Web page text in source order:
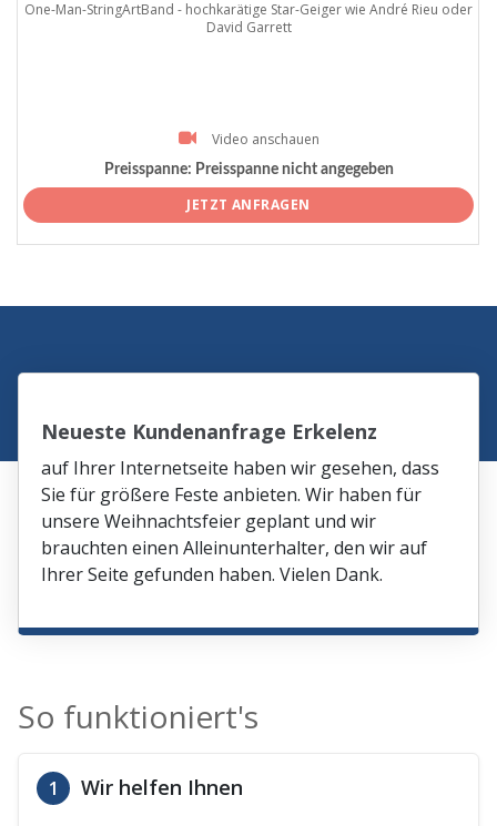
One-Man-StringArtBand - hochkarätige Star-Geiger wie André Rieu oder
David Garrett
Video anschauen
Preisspanne: Preisspanne nicht angegeben
JETZT ANFRAGEN
Neueste Kundenanfrage Erkelenz
auf Ihrer Internetseite haben wir gesehen, dass
Sie für größere Feste anbieten. Wir haben für
unsere Weihnachtsfeier geplant und wir
brauchten einen Alleinunterhalter, den wir auf
Ihrer Seite gefunden haben. Vielen Dank.
So funktioniert's
1 Wir helfen Ihnen